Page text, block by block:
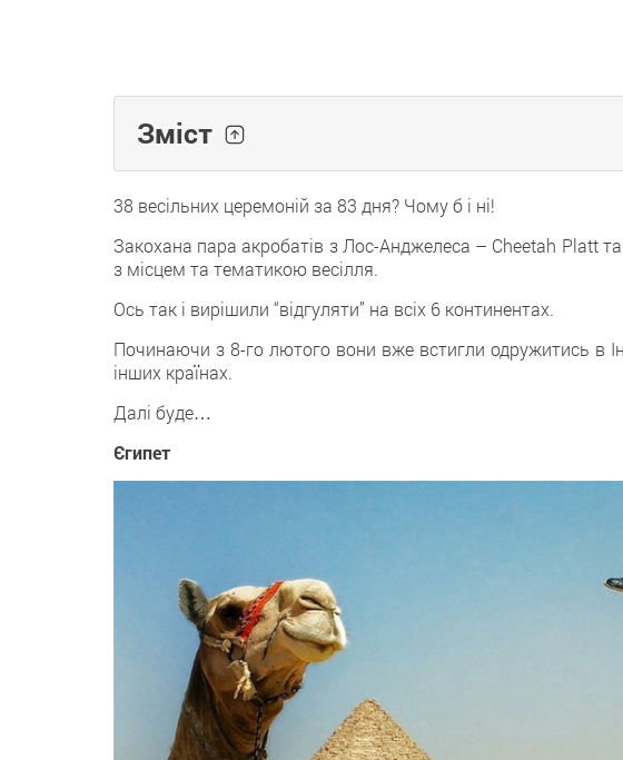
Зміст
38 весільних церемоній за 83 дня? Чому б і ні!
Закохана пара акробатів з Лос-Анджелеса – Cheetah Platt
з місцем та тематикою весілля.
Ось так і вирішили “відгуляти” на всіх 6 континентах.
Починаючи з 8-го лютого вони вже встигли одружитись в
інших країнах.
Далі буде…
Єгипет